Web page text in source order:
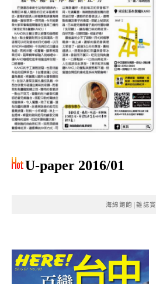
U-paper 2016/01
海綿飽飽|雜誌賞